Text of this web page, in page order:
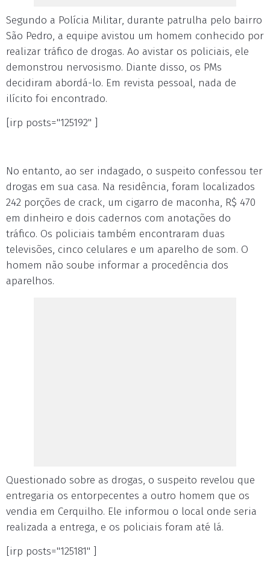
Segundo a Polícia Militar, durante patrulha pelo bairro
São Pedro, a equipe avistou um homem conhecido por
realizar tráfico de drogas. Ao avistar os policiais, ele
demonstrou nervosismo. Diante disso, os PMs
decidiram abordá-lo. Em revista pessoal, nada de
ilícito foi encontrado.
[irp posts="125192" ]
No entanto, ao ser indagado, o suspeito confessou ter
drogas em sua casa. Na residência, foram localizados
242 porções de crack, um cigarro de maconha, R$ 470
em dinheiro e dois cadernos com anotações do
tráfico. Os policiais também encontraram duas
televisões, cinco celulares e um aparelho de som. O
homem não soube informar a procedência dos
aparelhos.
Questionado sobre as drogas, o suspeito revelou que
entregaria os entorpecentes a outro homem que os
vendia em Cerquilho. Ele informou o local onde seria
realizada a entrega, e os policiais foram até lá.
[irp posts="125181" ]